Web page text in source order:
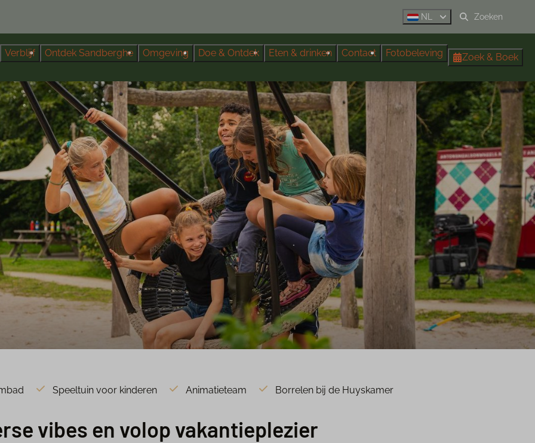
NL
Verblijf Ontdek Sandberghe Omgeving Doe & Ontdek Eten & drinken Contact Fotobeleving Zoek & Boek
Speeltuin voor kinderen Animatieteam Borrelen bij de Huyskamer
vibes en volop vakantieplezier